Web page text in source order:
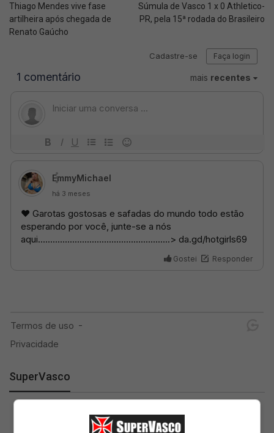
Thiago Mendes vive fase
artilheira após chegada de
Renato Gaúcho
Súmula de Vasco 1 x 0 Athletico-
PR, pela 15ª rodada do Brasileiro
SuperVasco